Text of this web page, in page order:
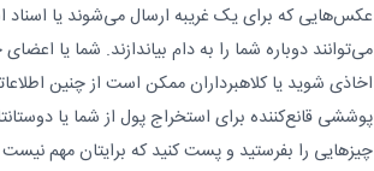
عکس‌هایی که برای یک غریبه ارسال می‌شوند یا
می‌توانند دوباره شما را به دام بیاندازند. شما یا
اخاذی شوید یا کلاهبرداران ممکن است از چنین
پوششی قانع‌کننده برای استخراج پول از شما یا
چیزهایی را بفرستید و پست کنید که برایتان مهم نیست